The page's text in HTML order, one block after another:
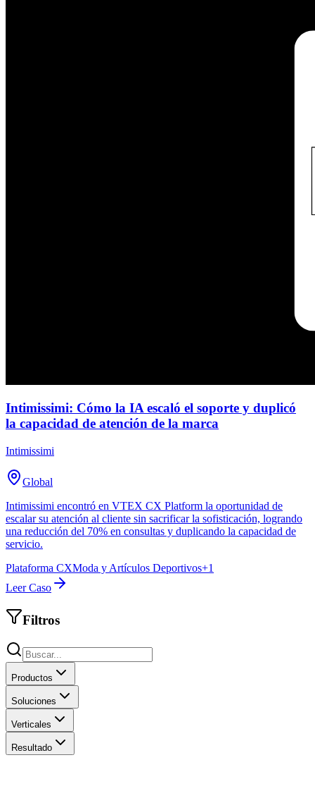
Intimissimi: Cómo la IA escaló el soporte y duplicó
la capacidad de atención de la marca
Intimissimi
Global
Intimissimi encontró en VTEX CX Platform la oportunidad de
escalar su atención al cliente sin sacrificar la sofisticación, logrando
una reducción del 70% en consultas y duplicando la capacidad de
servicio.
Plataforma CXModa y Artículos Deportivos+1
Leer Caso
Filtros
Productos
Soluciones
Verticales
Resultado